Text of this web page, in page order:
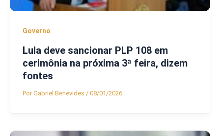
Governo
Lula deve sancionar PLP 108 em
cerimônia na próxima 3ª feira, dizem
fontes
PorGabriel Benevides / 08/01/2026